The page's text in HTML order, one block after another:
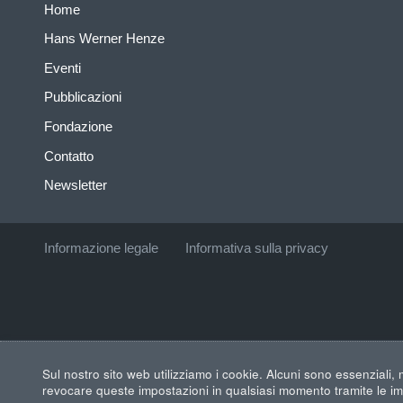
Home
Hans Werner Henze
Eventi
Pubblicazioni
Fondazione
Contatto
Newsletter
Informazione legale Informativa sulla privacy
Sul nostro sito web utilizziamo i cookie. Alcuni sono
revocare queste impostazioni in qualsiasi momento tramite le